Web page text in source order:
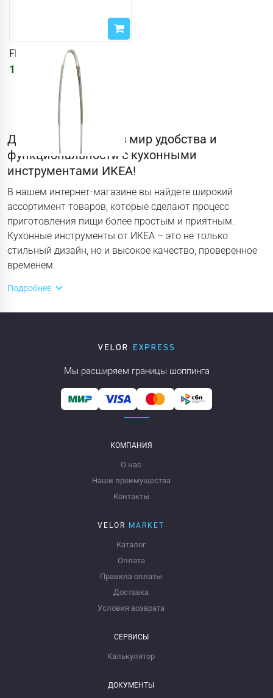
FINMAT
1556
Добро пожаловать в мир удобства и
функциональности с кухонными
инструментами ИКЕА!
В нашем интернет-магазине вы найдете широкий
ассортимент товаров, которые сделают процесс
приготовления пищи более простым и приятным.
Кухонные инструменты от ИКЕА – это не только
стильный дизайн, но и высокое качество, проверенное
временем.
Подробнее
Мы расширяем границы шоппинга
КОМПАНИЯ
О нас
Наши преимущества
Контакты
VELOR MARKET
Каталог
Оплата
Правила оплаты
Доставка
Условия возврата
СЕРВИСЫ
Калькулятор
ДОКУМЕНТЫ